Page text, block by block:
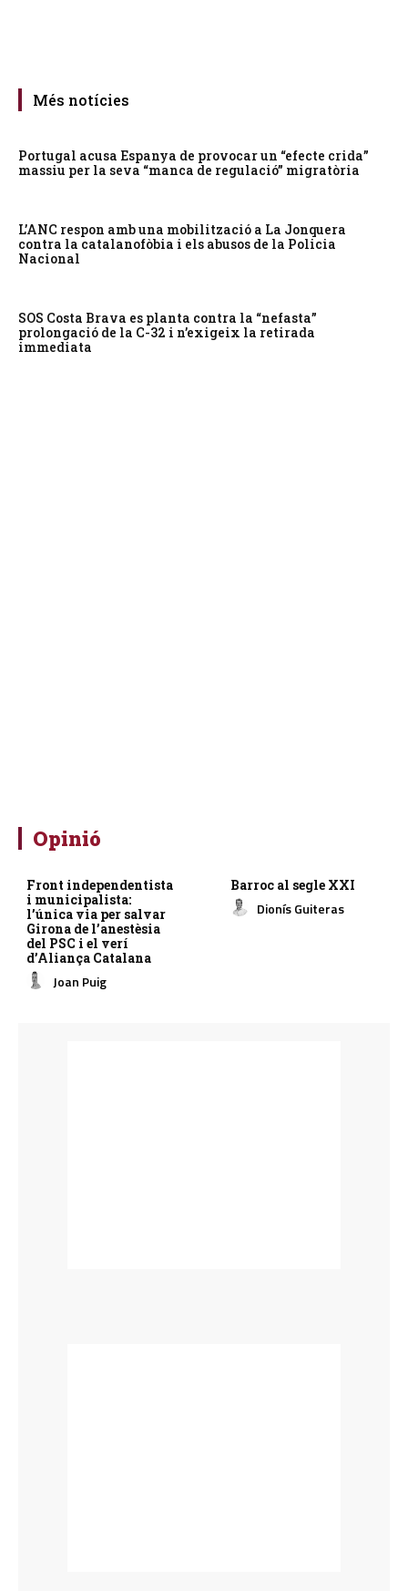
Més notícies
Portugal acusa Espanya de provocar un “efecte crida”
massiu per la seva “manca de regulació” migratòria
L’ANC respon amb una mobilització a La Jonquera
contra la catalanofòbia i els abusos de la Policia
Nacional
SOS Costa Brava es planta contra la “nefasta”
prolongació de la C-32 i n’exigeix la retirada
immediata
Opinió
Front independentista
i municipalista:
l’única via per salvar
Girona de l’anestèsia
del PSC i el verí
d’Aliança Catalana
Joan Puig
Barroc al segle XXI
Dionís Guiteras